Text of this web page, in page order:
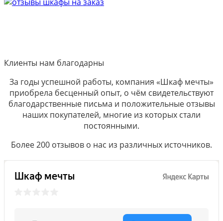
Клиенты нам благодарны
За годы успешной работы, компания «Шкаф мечты»
приобрела бесценный опыт, о чём свидетельствуют
благодарственные письма и положительные отзывы
наших покупателей, многие из которых стали
постоянными.
Более 200 отзывов о нас из различных источников.